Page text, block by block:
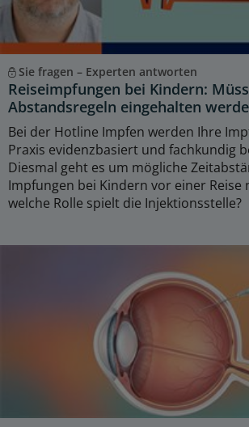
Sie fragen – Experten antworten
Reiseimpfungen bei Kindern:
Abstandsregeln eingehalten
Bei der Hotline Impfen werden Ihre
Praxis evidenzbasiert und fachkundig
Diesmal geht es um mögliche
Impfungen bei Kindern vor einer Reise
welche Rolle spielt die Injektionsstelle?